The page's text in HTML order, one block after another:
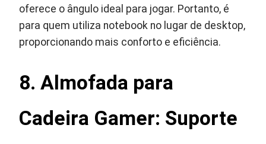
oferece o ângulo ideal para jogar. Portanto, é
para quem utiliza notebook no lugar de desktop,
proporcionando mais conforto e eficiência.
8. Almofada para
Cadeira Gamer: Suporte